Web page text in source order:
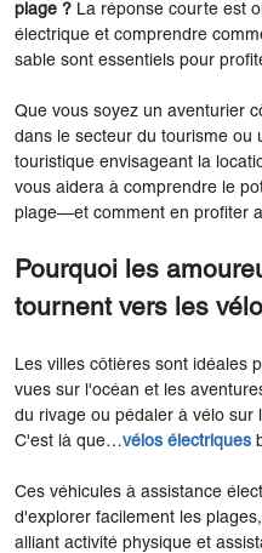
plage ? La réponse courte est
électrique et comprendre
sable sont essentiels pour
Que vous soyez un aventurier
dans le secteur du tourisme ou
touristique envisageant la
vous aidera à comprendre le
plage—et comment en profiter
Pourquoi les
tournent vers les
Les villes côtières sont idéales
vues sur l'océan et les
du rivage ou pédaler à vélo sur
C'est là que…vélos électriques
Ces véhicules à assistance
d'explorer facilement les
alliant activité physique et